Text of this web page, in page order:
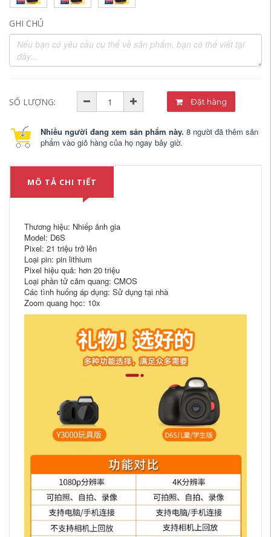
GHI CHÚ
SỐ LƯỢNG: Đặt hàng
Nhiều người đang xem sản phẩm này. 8 người đã thêm sản
phẩm vào giỏ hàng của họ ngay bây giờ.
MÔ TẢ CHI TIẾT
Thương hiệu: Nhiếp ảnh gia
Model: D6S
Pixel: 21 triệu trở lên
Loại pin: pin lithium
Pixel hiệu quả: hơn 20 triệu
Loại phần tử cảm quang: CMOS
Các tình huống áp dụng: Sử dụng tại nhà
Zoom quang học: 10x